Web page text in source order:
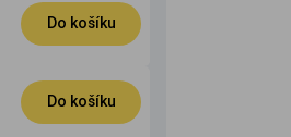
Do košíku
Do košíku